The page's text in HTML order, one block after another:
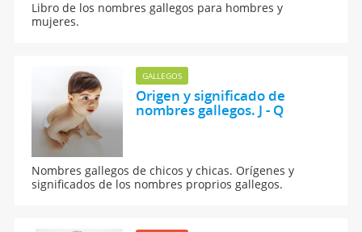
Libro de los nombres gallegos para hombres y
mujeres.
GALLEGOS
Origen y significado de
nombres gallegos. J - Q
Nombres gallegos de chicos y chicas. Orígenes y
significados de los nombres proprios gallegos.